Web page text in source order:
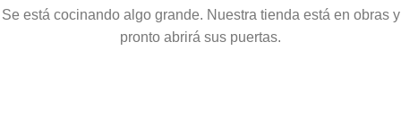
Se está cocinando algo grande. Nuestra tienda está en obras y
pronto abrirá sus puertas.